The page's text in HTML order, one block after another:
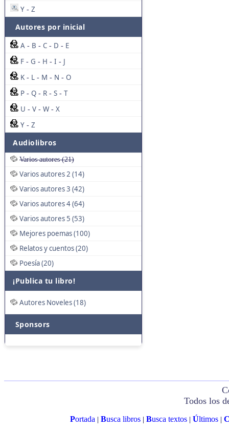
Y - Z
Autores por inicial
A - B - C - D - E
F - G - H - I - J
K - L - M - N - O
P - Q - R - S - T
U - V - W - X
Y - Z
Audiolibros
Varios autores (21)
Varios autores 2 (14)
Varios autores 3 (42)
Varios autores 4 (64)
Varios autores 5 (53)
Mejores poemas (100)
Relatos y cuentos (20)
Poesía (20)
¡Publica tu libro!
Autores Noveles (18)
Sponsors
Todos los
Portada| Busca libros| Busca textos| Últimos|